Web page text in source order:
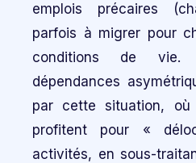
emplois précaires
parfois à migrer pour
conditions de
dépendances
par cette situation, où
profitent pour «
activités, en sous-